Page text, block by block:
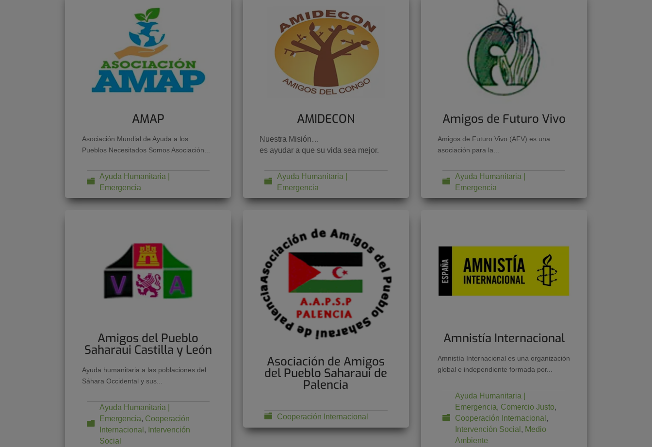
AMAP
Asociación Mundial de Ayuda a los
Pueblos Necesitados Somos Asociación...
Ayuda Humanitaria |
Emergencia
AMIDECON
Nuestra Misión…
es ayudar a que su vida sea mejor.
Ayuda Humanitaria |
Emergencia
Amigos de Futuro Vivo
Amigos de Futuro Vivo (AFV) es una
asociación para la...
Ayuda Humanitaria |
Emergencia
Amigos del Pueblo
Saharaui Castilla y León
Ayuda humanitaria a las poblaciones del
Sáhara Occidental y sus...
Ayuda Humanitaria |
Emergencia, Cooperación
Internacional , Intervención
Social
Asociación de Amigos
del Pueblo Saharaui de
Palencia
Cooperación Internacional
Amnistía Internacional
Amnistía Internacional es una organización
global e independiente formada por...
Ayuda Humanitaria |
Emergencia, Comercio Justo,
Cooperación Internacional ,
Intervención Social , Medio
Ambiente